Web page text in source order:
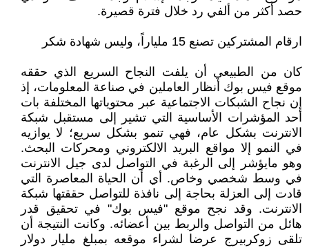
حصد أكثر من ألفي رد خلال فترة قصيرة.
ارقام المشتركين تصنع 15 ملياراً، وليس شهادة شكر
كان من الطبيعي أن يلفت النجاح السريع الذي حققه
موقع فيس بوك أنظار العاملين في صناعة المعلومات، إذ
إن نجاح الشبكات الاجتماعية عبر محتوياتها المختلفة بات
أحد المؤشرات الأساسية التي تشير إلى مستقبل شبكة
الانترنت بشكل عام، فهي تنمو بشكل سريع؛ لا يوازيه
في النمو إلا مواقع البريد الالكتروني ومحركات البحث.
وهو مايؤشر إلى الرغبة في التواصل لدى جيل الانترنت
في وسط شخصي وخاص. أي أن الحياة المعاصرة التي
قادت إلى العزلة بحاجة إلى نافذة للتواصل حققتها شبكة
الانترنت. وقد نجح موقع "فيس بوك" في تحقيق قدر
هائل من التواصل والربط بين أعضائه. وكانت النتيجة أن
تلقى زوكربيرج عرضا لشراء موقعه بمبلغ مليار دولار